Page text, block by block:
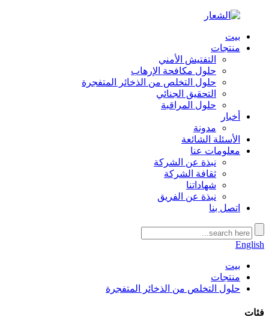
بيت
منتجات
التفتيش الأمني
حلول مكافحة الإرهاب
حلول التخلص من الذخائر المتفجرة
التحقيق الجنائي
حلول المراقبة
أخبار
مدونة
الأسئلة الشائعة
معلومات عنا
نبذة عن الشركة
ثقافة الشركة
شهاداتنا
نبذة عن الفريق
اتصل بنا
English
بيت
منتجات
حلول التخلص من الذخائر المتفجرة
فئات